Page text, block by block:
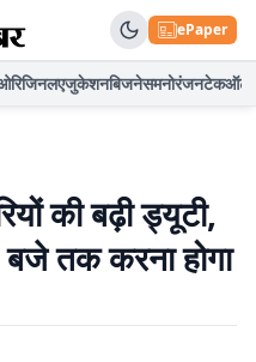
ePaper
एजुकेशनबिजनेसमनोरंजनटेकऑटो
की बढ़ी ड्यूटी,
तक करना होगा